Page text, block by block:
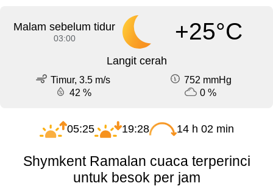
Malam sebelum tidur
03:00 +25°C
Langit cerah
Timur, 3.5 m/s
752 mmHg
42 %
0 %
05:25 19:28 14 h 02 min
Shymkent Ramalan cuaca terperinci
untuk besok per jam